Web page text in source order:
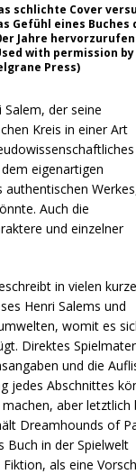
schlichte Cover
Gefühl eines Buches
Jahre
with permission by
Press)
der seine
Kreis in einer Art
eigenartigen
Auch die
und einzelner
in vielen
Henri Salems und
womit es
Direktes
und die
jedes Abschnittes
aber letztlich
Dreamhounds of
Buch in der Spielwelt
als eine